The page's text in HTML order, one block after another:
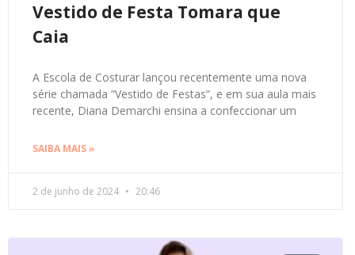
Vestido de Festa Tomara que
Caia
A Escola de Costurar lançou recentemente uma nova
série chamada “Vestido de Festas”, e em sua aula mais
recente, Diana Demarchi ensina a confeccionar um
SAIBA MAIS »
2 de junho de 2024 20:46